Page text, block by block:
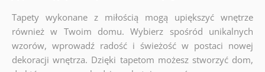
Tapety wykonane z miłością mogą upiększyć wnętrze
również w Twoim domu. Wybierz spośród unikalnych
wzorów, wprowadź radość i świeżość w postaci nowej
dekoracji wnętrza. Dzięki tapetom możesz stworzyć dom,